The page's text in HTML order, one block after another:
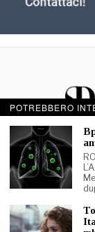
La Discussione
Registrazione
La
POTREBBERO